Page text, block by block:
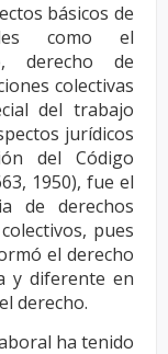
básicos de
como el
derecho de
colectivas
del trabajo
jurídicos
del Código
1950), fue el
de derechos
pues
el derecho
y diferente en
derecho.
ha tenido